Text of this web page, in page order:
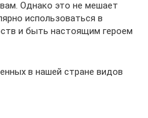
Однако это не мешает
использоваться в
и быть настоящим героем
в нашей стране видов